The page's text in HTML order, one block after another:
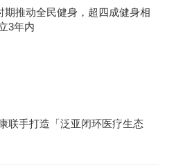
期推动全民健身，超四成健身相
3年内
联手打造「泛亚闭环医疗生态